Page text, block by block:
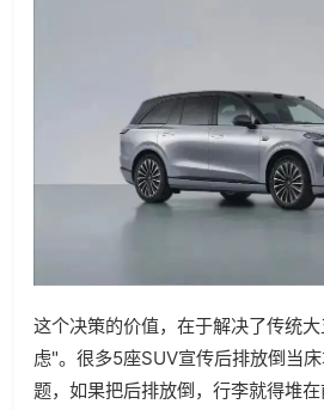
这个决策的价值，在于解决了传统
虑"。很多5座SUV宣传后排放倒当
题，如果把后排放倒，行李就得堆